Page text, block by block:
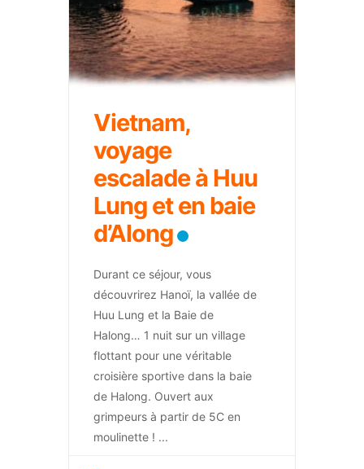
Vietnam,
voyage
escalade à Huu
Lung et en baie
d’Along
Durant ce séjour, vous
découvrirez Hanoï, la vallée de
Huu Lung et la Baie de
Halong… 1 nuit sur un village
flottant pour une véritable
croisière sportive dans la baie
de Halong. Ouvert aux
grimpeurs à partir de 5C en
moulinette ! ...